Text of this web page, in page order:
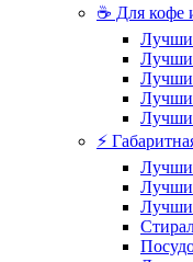
☕ Для кофе
⚡